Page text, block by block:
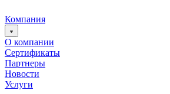
Компания
О компании
Сертификаты
Партнеры
Новости
Услуги